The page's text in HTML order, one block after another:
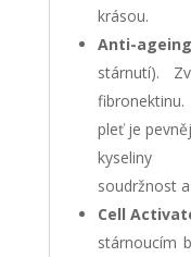
krásou.
Anti-
stárnutí).
pleť je
kyseliny
soudržnost
Cell
stárnoucím